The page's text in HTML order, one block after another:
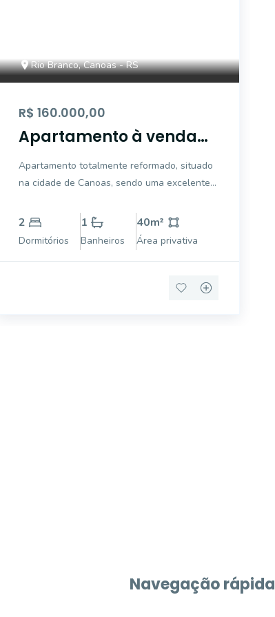
Rio Branco, Canoas - RS
R$ 160.000,00
Apartamento à venda
em Rio Branco, Canoas
Apartamento totalmente reformado, situado
na cidade de Canoas, sendo uma excelente
praticidade no dia a dia. Conta com 2
dormitórios bem distribuídos, ideal tanto para
famílias quanto para quem deseja mais
2
Dormitórios
1
Banheiros
40m²
Área privativa
Navegação rápida